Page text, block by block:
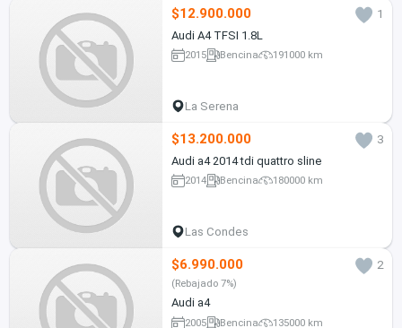
$12.900.000
1
Audi A4 TFSI 1.8L
2015 Bencina 191000 km
La Serena
$13.200.000
3
Audi a4 2014 tdi quattro sline
2014 Bencina 180000 km
Las Condes
$6.990.000 2
(Rebajado 7%)
Audi a4
2005 Bencina 135000 km